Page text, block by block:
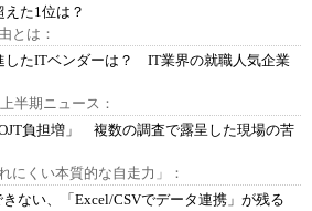
た1位は？
とは：
したITベンダーは？ IT業界の就職人気企業
半期ニュース：
負担増」 複数の調査で露呈した現場の苦
にくい本質的な自走力」：
きない、「Excel/CSVでデータ連携」が残る